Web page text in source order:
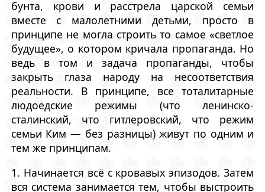
бунта, крови и расстрела царской семьи
вместе с малолетними детьми, просто в
принципе не могла строить то самое «светлое
будущее», о котором кричала пропаганда. Но
ведь в том и задача пропаганды, чтобы
закрыть глаза народу на несоответствия
реальности. В принципе, все тоталитарные
людоедские режимы (что ленинско-
сталинский, что гитлеровский, что режим
семьи Ким — без разницы) живут по одним и
тем же принципам.
1. Начинается всё с кровавых эпизодов. Затем
вся система занимается тем, чтобы выстроить